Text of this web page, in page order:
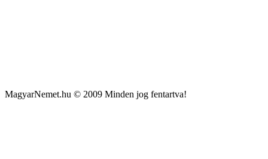
MagyarNemet.hu © 2009 Minden jog fentartva!